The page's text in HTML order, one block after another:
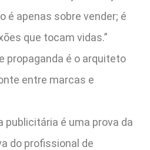
é apenas sobre vender; é
que tocam vidas.”
propaganda é o arquiteto
entre marcas e
publicitária é uma prova da
do profissional de